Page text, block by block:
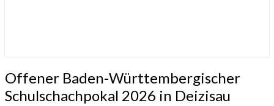
Offener
Baden-
Württembergischer
Offener Baden-Württembergischer
Schulschachpokal 2026 in Deizisau